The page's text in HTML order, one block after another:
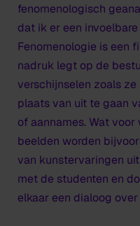
fenomenologisch
dat ik er een
Fenomenologie is een
nadruk legt op de
verschijnselen zoals
plaats van uit te gaan
of aannames. Wat
beelden worden
van kunstervaringen
met de studenten en
elkaar een dialoog over